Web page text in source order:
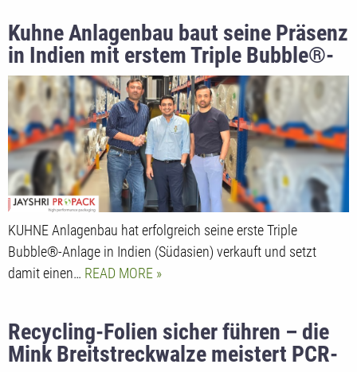
Kuhne Anlagenbau baut seine Präsenz
in Indien mit erstem Triple Bubble®-
Projekt aus
KUHNE Anlagenbau hat erfolgreich seine erste Triple
Bubble®-Anlage in Indien (Südasien) verkauft und setzt
damit einen… READ MORE
Recycling-Folien sicher führen – die
Mink Breitstreckwalze meistert PCR-